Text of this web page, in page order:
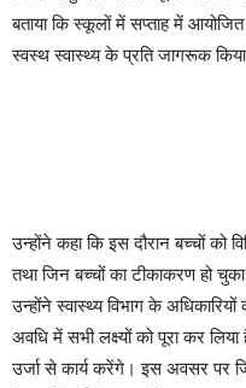
बताया कि स्कूलों में सप्ताह में
स्वस्थ स्वास्थ्य के प्रति जागरूक किया
उन्होंने कहा कि इस दौरान बच्चों को
तथा जिन बच्चों का टीकाकरण हो
उन्होंने स्वास्थ्य विभाग के अधिकारियों
अवधि में सभी लक्ष्यों को पूरा कर
उर्जा से कार्य करेंगे।इस अवसर पर